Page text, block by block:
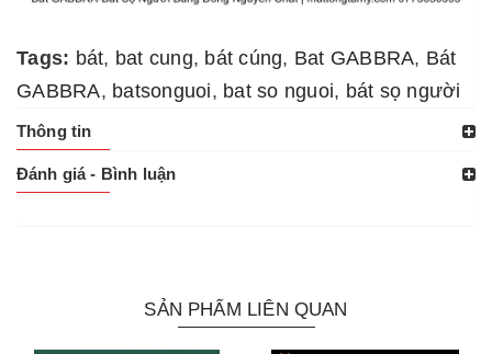
Tags: bát, bat cung, bát cúng, Bat GABBRA, Bát
GABBRA, batsonguoi, bat so nguoi, bát sọ người
Thông tin
Đánh giá - Bình luận
SẢN PHẨM LIÊN QUAN